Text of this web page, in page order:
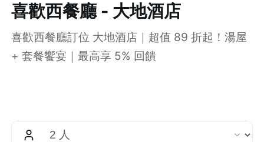
喜歡西餐廳 - 大地酒店
喜歡西餐廳訂位 大地酒店｜超值 89 折起！湯屋
+ 套餐饗宴｜最高享 5% 回饋